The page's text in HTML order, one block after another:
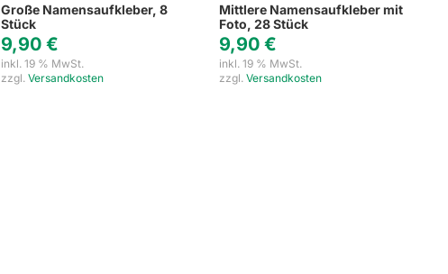
Große Namensaufkleber, 8
Stück
9,90€
inkl. 19 % MwSt.
zzgl.Versandkosten
Mittlere Namensaufkleber mit
Foto, 28 Stück
9,90€
inkl. 19 % MwSt.
zzgl.Versandkosten